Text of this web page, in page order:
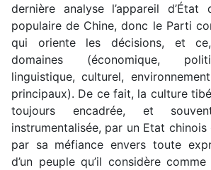
dernière analyse l’appareil d’État
populaire de Chine, donc le Parti
qui oriente les décisions, et
domaines (économique,
linguistique, culturel,
principaux). De ce fait, la culture
toujours encadrée, et
instrumentalisée, par un Etat
par sa méfiance envers toute
d’un peuple qu’il considère